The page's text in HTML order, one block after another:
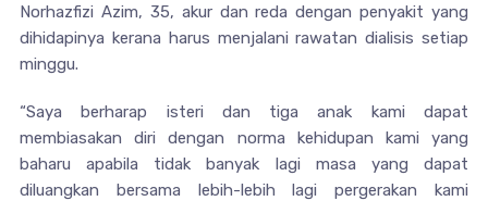
Norhazfizi Azim, 35, akur dan reda dengan penyakit yang
dihidapinya kerana harus menjalani rawatan dialisis setiap
minggu.
“Saya berharap isteri dan tiga anak kami dapat
membiasakan diri dengan norma kehidupan kami yang
baharu apabila tidak banyak lagi masa yang dapat
diluangkan bersama lebih-lebih lagi pergerakan kami